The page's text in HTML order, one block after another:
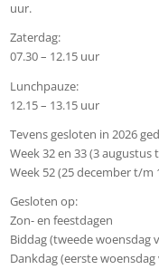
uur.
Zaterdag:
07.30 – 12.15 uur
Lunchpauze:
12.15 – 13.15 uur
Tevens gesloten in 2026
Week 32 en 33 (3
Week 52 (25 december t/m
Gesloten op:
Zon- en feestdagen
Biddag (tweede woensdag
Dankdag (eerste